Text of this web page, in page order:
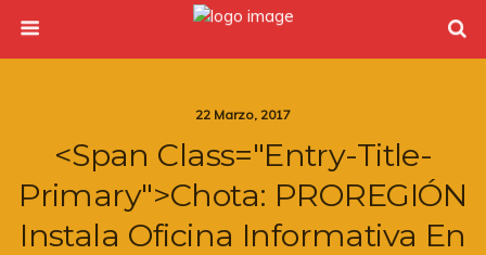
22 Marzo, 2017
<span Class="entry-Title-
Primary">Chota: PROREGIÓN
Instala Oficina Informativa En